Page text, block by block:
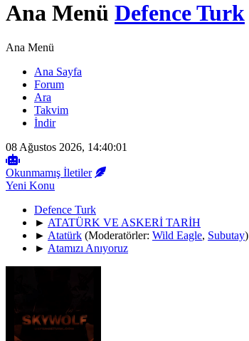
Ana Menü Defence Turk
Ana Menü
Ana Sayfa
Forum
Ara
Takvim
İndir
08 Ağustos 2026, 14:40:01
Okunmamış İletiler
Yeni Konu
Defence Turk
► ATATÜRK VE ASKERİ TARİH
► Atatürk (Moderatörler: Wild Eagle, Subutay)
► Atamızı Anıyoruz